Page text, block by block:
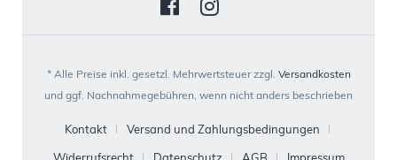
* Alle Preise inkl. gesetzl. Mehrwertsteuer zzgl. Versandkosten
und ggf. Nachnahmegebühren, wenn nicht anders beschrieben
Kontakt
Versand und Zahlungsbedingungen